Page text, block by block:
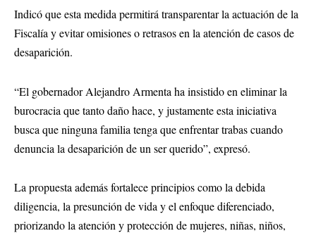
Indicó que esta medida permitirá transparentar la actuación de la
Fiscalía y evitar omisiones o retrasos en la atención de casos de
desaparición.
“El gobernador Alejandro Armenta ha insistido en eliminar la
burocracia que tanto daño hace, y justamente esta iniciativa
busca que ninguna familia tenga que enfrentar trabas cuando
denuncia la desaparición de un ser querido”, expresó.
La propuesta además fortalece principios como la debida
diligencia, la presunción de vida y el enfoque diferenciado,
priorizando la atención y protección de mujeres, niñas, niños,